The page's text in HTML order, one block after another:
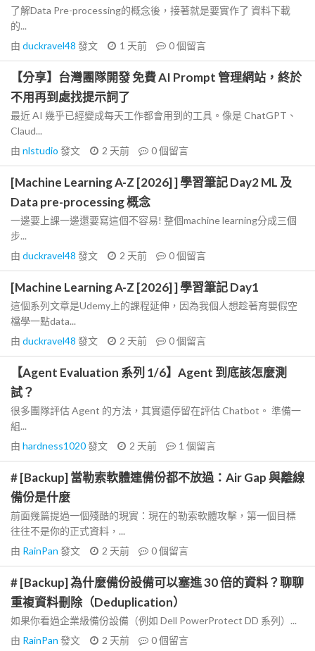
了解Data Pre-processing的概念後，接著就是要實作了 資料下載
的...
由 duckravel48 發文 1 天前 0個留言
【分享】台灣團隊開發 免費 AI Prompt 管理網站，終於
不用再到處找提示詞了
最近 AI 幾乎已經變成每天工作都會用到的工具。像是 ChatGPT、
Claud...
由 nlstudio 發文 2 天前 0個留言
[Machine Learning A-Z [2026] ] 學習筆記 Day2 ML 及
Data pre-processing 概念
一邊要上課一邊還要寫這個不容易! 整個machine learning分成三個
步...
由 duckravel48 發文 2 天前 0個留言
[Machine Learning A-Z [2026] ] 學習筆記 Day1
這個系列文章是Udemy上的課程延伸，因為我個人想趁著育嬰假空
檔學一點data...
由 duckravel48 發文 2 天前 0個留言
【Agent Evaluation 系列 1/6】Agent 到底該怎麼測
試？
很多團隊評估 Agent 的方法，其實還停留在評估 Chatbot。 準備一
組...
由 hardness1020發文 2 天前 1 個留言
# [Backup] 當勒索軟體連備份都不放過：Air Gap 與離線
備份是什麼
前面幾篇提過一個殘酷的現實：現在的勒索軟體攻擊，第一個目標
往往不是你的正式資料，...
由 RainPan 發文 2 天前 0個留言
# [Backup] 為什麼備份設備可以塞進 30 倍的資料？聊聊
重複資料刪除（Deduplication）
如果你看過企業級備份設備（例如 Dell PowerProtect DD 系列）...
由 RainPan 發文 2 天前 0個留言